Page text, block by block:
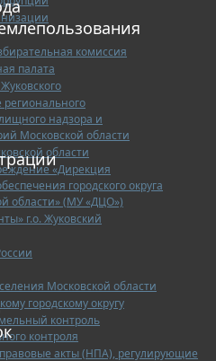
комиссия
палата
регионального
надзора и
Московской области
области
«Дирекция
городского округа
области» (МУ «ДЦО»)
г.о. Жуковский
Московской области
городскому округу
контроль
контроля
акты (НПА), регулирующие